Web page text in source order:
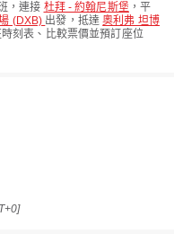
，連接 杜拜 - 約翰尼斯堡 ，平
(DXB) 出發，抵達奧利弗 坦博
刻表、比較票價並預訂座位